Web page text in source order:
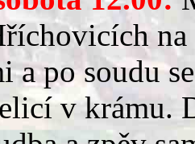
a po soudu
v krámu.